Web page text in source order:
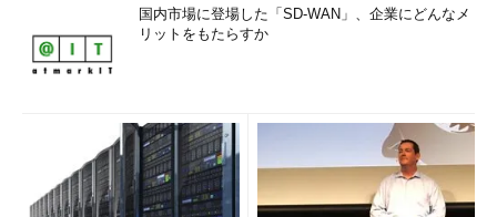
国内市場に登場した「SD-WAN」、企業にどんなメ
リットをもたらすか